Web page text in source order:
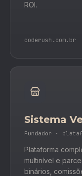
ROI.
coderush.com.br
Sistema
Fundador ·
Plataforma
multinível e
binários,